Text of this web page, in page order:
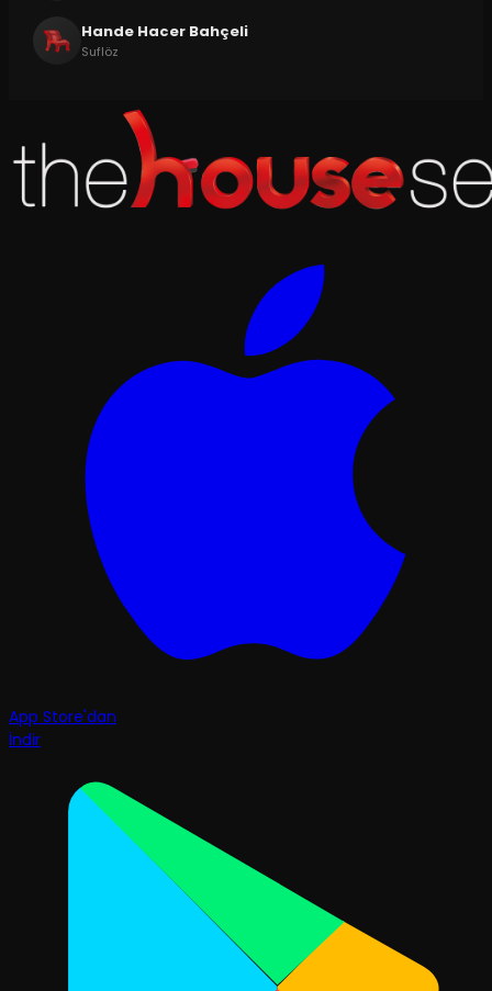
Hande Hacer Bahçeli
Suflöz
App Store'dan
İndir